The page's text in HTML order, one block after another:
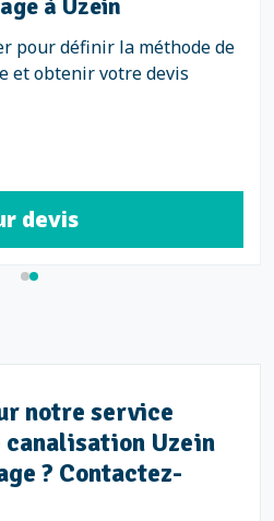
à Uzein
pour définir la méthode de
et obtenir votre devis
devis
notre service
canalisation Uzein
? Contactez-